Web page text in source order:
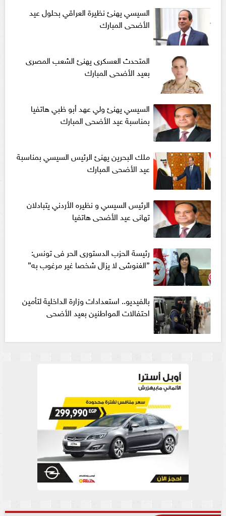
السيسي يهنئ نظيرة العراقي بحلول عيد
الأضحى المبارك
المتحدث العسكرى يهنئ الشعب المصرى
بعيد الأضحى المبارك
السيسي يهنئ ولي عهد أبو ظبي هاتفيا
بمناسبة عيد الأضحى المبارك
ملك البحرين يهنئ الرئيس السيسي بمناسبة
عيد الأضحى المبارك
الرئيس السيسي و نظيره الأردني يتبادلان
تهانى عيد الأضحى هاتفيا
رئيسة الحزب الدستورى الحر فى تونس:
”الغنوشى لا يزال شخصا غير مرغوب به”
بالفيديو.. استعدادات وزارة الداخلية لتأمين
احتفالات المواطنين بعيد الأضحى